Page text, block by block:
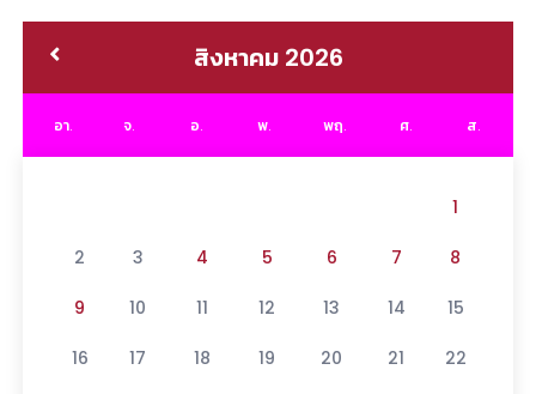
สิงหาคม 2026
อา. จ. อ. พ. พฤ. ศ. ส.
1
2 3 4 5 6 7 8
9 10 11 12 13 14 15
16 17 18 19 20 21 22